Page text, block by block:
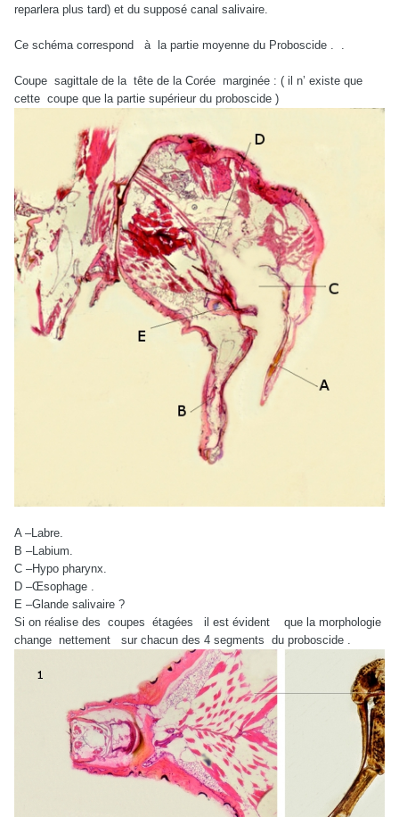
reparlera plus tard) et du supposé canal salivaire.
Ce schéma correspond à la partie moyenne du Proboscide . .
Coupe sagittale de la tête de la Corée marginée : ( il n’ existe que
cette coupe que la partie supérieur du proboscide )
A –Labre.
B –Labium.
C –Hypo pharynx.
D –Œsophage .
E –Glande salivaire ?
Si on réalise des coupes étagées il est évident que la morphologie
change nettement sur chacun des 4 segments du proboscide .